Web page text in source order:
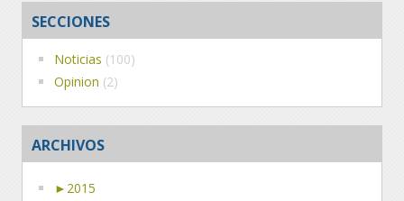
SECCIONES
Noticias (100)
Opinion (2)
ARCHIVOS
► 2015